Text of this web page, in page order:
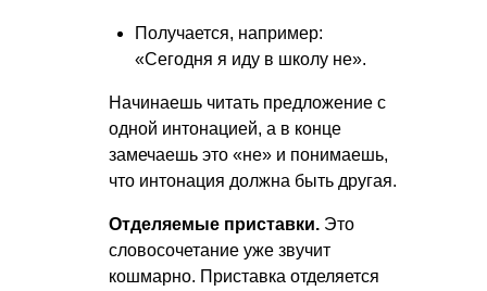
Получается, например:
«Сегодня я иду в школу не».
Начинаешь читать предложение с
одной интонацией, а в конце
замечаешь это «не» и понимаешь,
что интонация должна быть другая.
Отделяемые приставки. Это
словосочетание уже звучит
кошмарно. Приставка отделяется